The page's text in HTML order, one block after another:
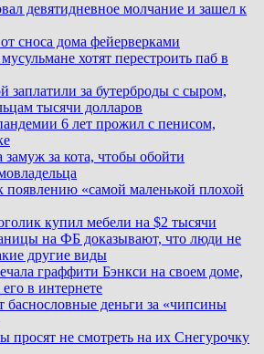
девятидневное молчание и зашел к
сноса дома фейерверками
хотят перестроить паб в
заплатили за бутерброды с сыром,
тысячи долларов
6 лет прожил с пенисом,
за кота, чтобы обойти
появлению «самой маленькой плохой
купил мебели на $2 тысячи
на ФБ доказывают, что люди не
другие виды
граффити Бэнкси на своем доме,
в интернете
баснословные деньги за «чипсины
просят не смотреть на их Снегурочку